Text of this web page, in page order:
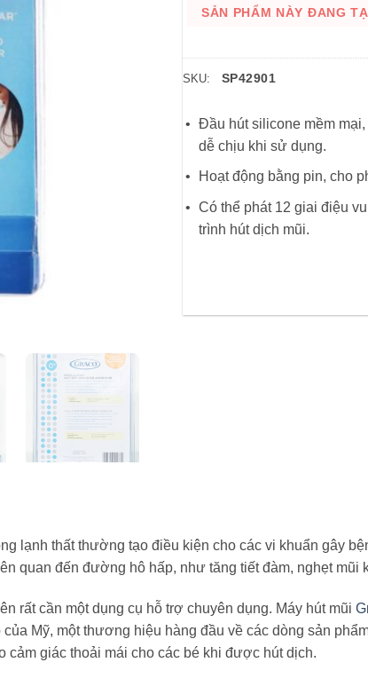
SẢN PHẨM NÀY ĐANG
SKU: SP42901
Đầu hút silicone mềm
dễ chịu khi sử dụng.
Hoạt động bằng pin, cho
Có thể phát 12 giai điệu
trình hút dịch mũi.
lạnh thất thường tạo điều kiện cho các vi khuẩn gây
quan đến đường hô hấp, như tăng tiết đàm, nghẹt mũi
rất cần một dụng cụ hỗ trợ chuyên dụng. Máy hút mũi
Mỹ, một thương hiệu hàng đầu về các dòng sản
cảm giác thoải mái cho các bé khi được hút dịch.